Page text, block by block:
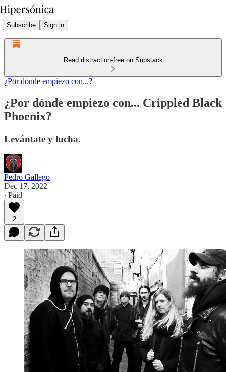
Subscribe Sign in
Read distraction-free on Substack
¿Por dónde empiezo con...?
¿Por dónde empiezo con... Crippled Black
Phoenix?
Levántate y lucha.
Pedro Gallego
Dec 17, 2022
∙ Paid
2